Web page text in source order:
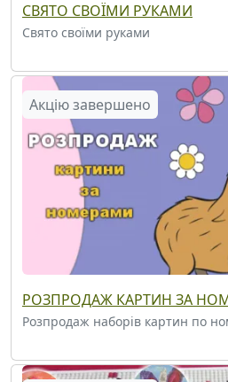
СВЯТО СВОЇМИ РУКАМИ
Свято своїми руками
Акцію завершено
РОЗПРОДАЖ КАРТИН ЗА
Розпродаж наборів картин по